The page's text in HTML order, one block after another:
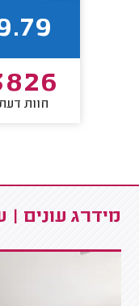
חוות
מידרג עונים |